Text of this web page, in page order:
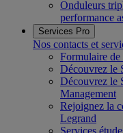
Onduleurs
performance
Services Pro
Nos contacts et
Formulaire
Découvrez le
Découvrez le
Management
Rejoignez la
Legrand
Services